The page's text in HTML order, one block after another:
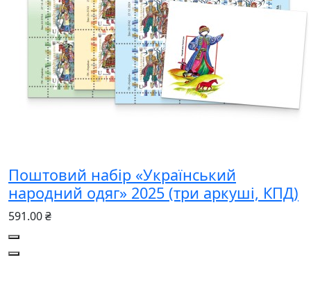
Поштовий набір «Український
народний одяг» 2025 (три аркуші, КПД)
591.00 ₴